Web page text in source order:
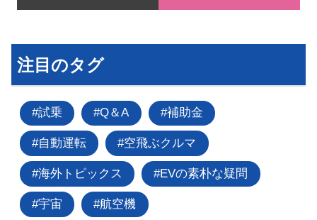
注目のタグ
試乗 Q＆A 補助金
自動運転 空飛ぶクルマ
海外トピックス EVの素朴な疑問
宇宙 航空機